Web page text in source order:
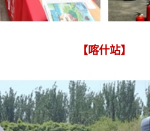
【喀什站】